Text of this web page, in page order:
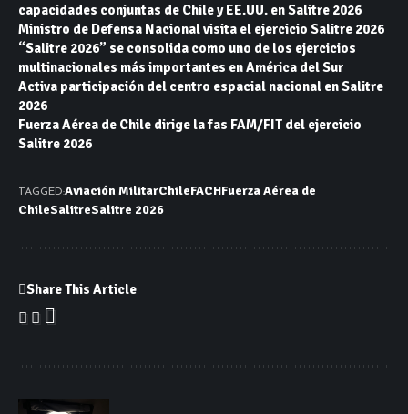
capacidades conjuntas de Chile y EE.UU. en Salitre 2026
Ministro de Defensa Nacional visita el ejercicio Salitre 2026
“Salitre 2026” se consolida como uno de los ejercicios
multinacionales más importantes en América del Sur
Activa participación del centro espacial nacional en Salitre
2026
Fuerza Aérea de Chile dirige la fas FAM/FIT del ejercicio
Salitre 2026
TAGGED:Aviación MilitarChileFACHFuerza Aérea de
ChileSalitreSalitre 2026
Share This Article